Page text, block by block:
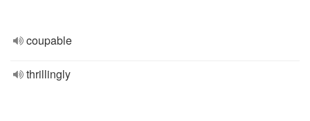
coupable
thrillingly